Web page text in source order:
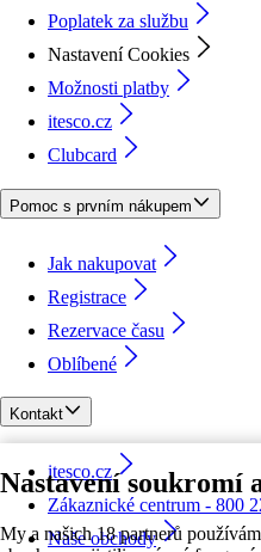
Nastavení soukromí
My a našich 18 partnerů
Poplatek za službu
Nastavení Cookies
Možnosti platby
itesco.cz
Clubcard
Pomoc s prvním nákupem
Jak nakupovat
Registrace
Rezervace času
Oblíbené
Kontakt
itesco.cz
Zákaznické centrum - 800
Naše obchody